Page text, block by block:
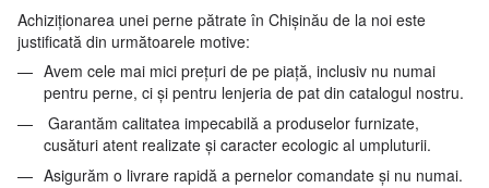
Achiziționarea unei perne pătrate în Chișinău de la noi este
justificată din următoarele motive:
Avem cele mai mici prețuri de pe piață, inclusiv nu numai
pentru perne, ci și pentru lenjeria de pat din catalogul nostru.
Garantăm calitatea impecabilă a produselor furnizate,
cusături atent realizate și caracter ecologic al umpluturii.
Asigurăm o livrare rapidă a pernelor comandate și nu numai.